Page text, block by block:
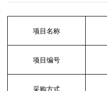
项目名称
项目编号
采购方式